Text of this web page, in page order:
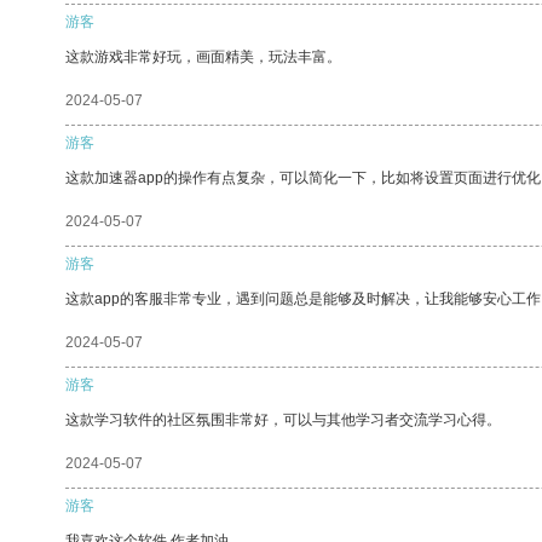
游客
这款游戏非常好玩，画面精美，玩法丰富。
2024-05-07
游客
这款加速器app的操作有点复杂，可以简化一下，比如将设置页面进行优
2024-05-07
游客
这款app的客服非常专业，遇到问题总是能够及时解决，让我能够安心工
2024-05-07
游客
这款学习软件的社区氛围非常好，可以与其他学习者交流学习心得。
2024-05-07
游客